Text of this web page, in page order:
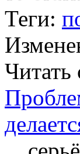
Теги:
Читать